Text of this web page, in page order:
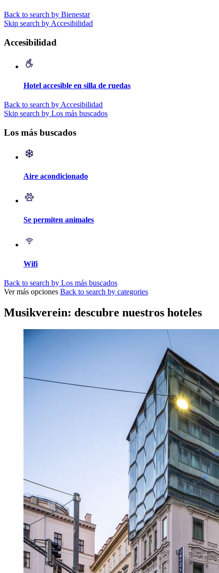
Back to search by Bienestar
Skip search by Accesibilidad
Accesibilidad
Hotel accesible en silla de ruedas
Back to search by Accesibilidad
Skip search by Los más buscados
Los más buscados
Aire acondicionado
Se permiten animales
Wifi
Back to search by Los más buscados
Ver más opciones Back to search by categories
Musikverein: descubre nuestros hoteles